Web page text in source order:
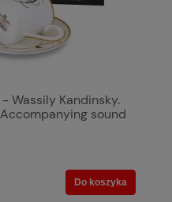
Wassily Kandinsky.
sound
Do koszyka